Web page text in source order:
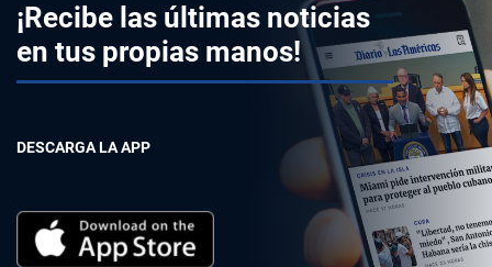
¡Recibe las últimas noticias
en tus propias manos!
DESCARGA LA APP